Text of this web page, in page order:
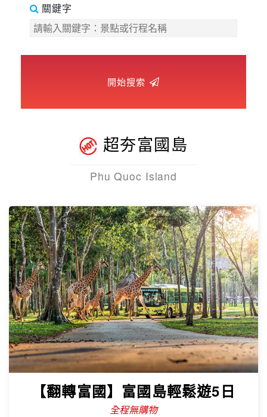
歐洲之旅
關鍵字
開始搜索
超夯富國島
Phu Quoc Island
【翻轉富國】富國島輕鬆遊5日
全程無購物